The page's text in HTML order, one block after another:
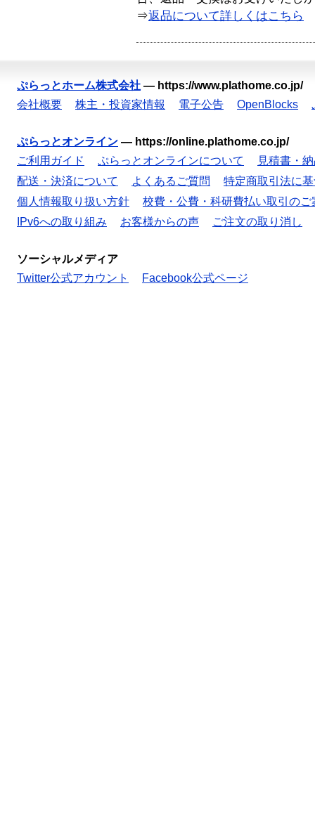
⇒返品について詳しくはこちら
ぷらっとホーム株式会社 — https://www.plathome.co.jp/
会社概要
株主・投資家情報 電子公告 OpenBlocks
ぷらっとオンライン — https://online.plathome.co.jp/
ご利用ガイド
ぷらっとオンラインについて
見積書・
配送・決済について
よくあるご質問
特定商取引法に
個人情報取り扱い方針
校費・公費・科研費払い取引のご
IPv6への取り組み
お客様からの声 ご注文の取り消し
ソーシャルメディア
Twitter公式アカウント
Facebook公式ページ